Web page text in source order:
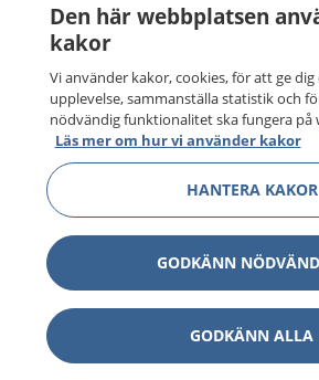
Den här webbplatsen
kakor
Vi använder kakor, cookies, för att ge
upplevelse, sammanställa statistik och
nödvändig funktionalitet ska fungera på
Läs mer om hur vi använder kakor
HANTERA KAKOR
GODKÄNN
GODKÄNN ALLA